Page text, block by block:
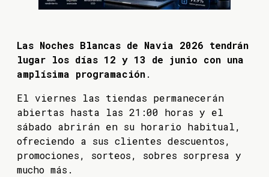
Las Noches Blancas de Navia 2026 tendrán
lugar los días 12 y 13 de junio con una
amplísima programación.
El viernes las tiendas permanecerán
abiertas hasta las 21:00 horas y el
sábado abrirán en su horario habitual,
ofreciendo a sus clientes descuentos,
promociones, sorteos, sobres sorpresa y
mucho más.